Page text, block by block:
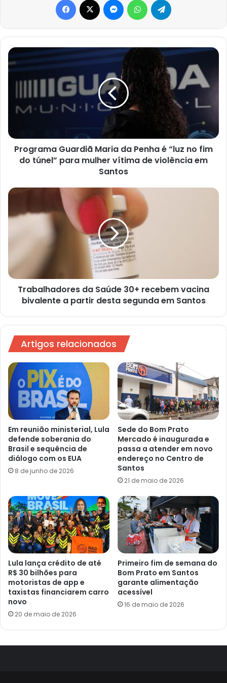
Programa
Guardiã
Maria
da
Penha
“luz
fim
do
túnel”
vítima
violência
Programa Guardiã Maria da Penha é “luz no fim
do túnel” para mulher vítima de violência em
Santos
Trabalhadores
Saúde
bivalente
a
partir
desta
segunda
Trabalhadores da Saúde 30+ recebem vacina
bivalente a partir desta segunda em Santos
Artigos relacionados
Em reunião ministerial, Lula
defende soberania do
Brasil e sequência de
diálogo com os EUA
8 de junho de 2026
Sede do Bom Prato
Mercado é inaugurada e
passa a atender em novo
endereço no Centro de
Santos
21 de maio de 2026
Lula lança crédito de até
R$ 30 bilhões para
motoristas de app e
taxistas financiarem carro
novo
20 de maio de 2026
Primeiro fim de semana do
Bom Prato em Santos
garante alimentação
acessível
16 de maio de 2026